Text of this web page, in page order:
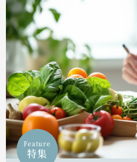
Feature
特集